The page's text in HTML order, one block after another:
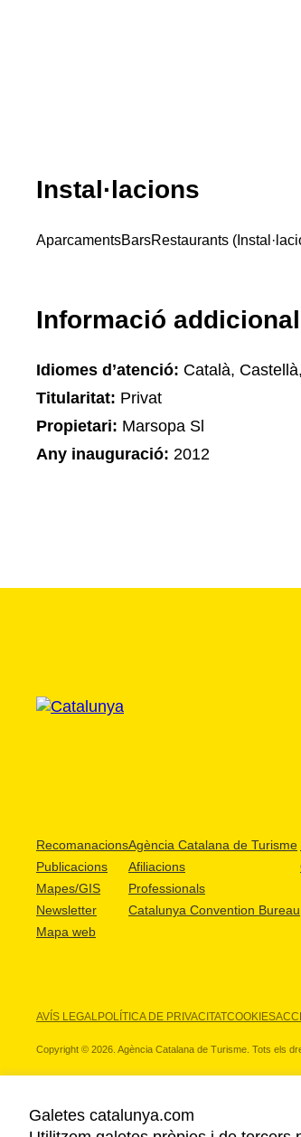
Instal·lacions
AparcamentsBarsRestaurants
Informació addicional
Idiomes d’atenció: Català,
Titularitat: Privat
Propietari: Marsopa Sl
Any inauguració: 2012
Recomanacions
Publicacions
Mapes/GIS
Newsletter
Mapa web
Agència Catalana de Turisme
Afiliacions
Professionals
Catalunya Convention Bureau
AVÍS LEGALPOLÍTICA DE PRIVACITATCOOKIES
Copyright © 2026. Agència Catalana de Turisme. Tots els
Galetes catalunya.com